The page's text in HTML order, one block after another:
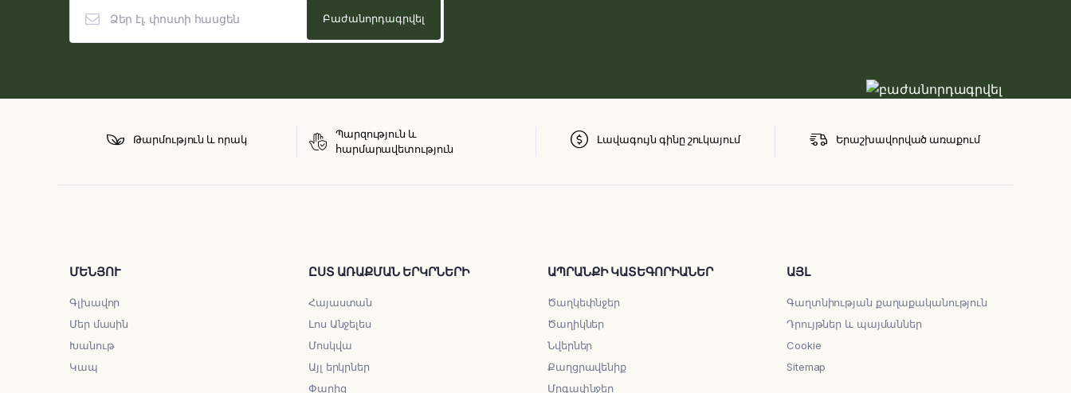
Թարմություն և որակ
Պարզություն և
հարմարավետություն
Լավագույն գինը շուկայում Երաշխավորված առաքում
ՄԵՆՅՈՒ
Գլխավոր
Մեր մասին
Խանութ
Կապ
ԸՍՏ ԱՌԱՔՄԱՆ ԵՐԿՐՆԵՐԻ
Հայաստան
Լոս Անջելես
Մոսկվա
Այլ երկրներ
Փարիզ
ԱՊՐԱՆՔԻ ԿԱՏԵԳՈՐԻԱՆԵՐ
Ծաղկեփնջեր
Ծաղիկներ
Նվերներ
Քաղցրավենիք
Մրգափնջեր
ԱՅԼ
Գաղտնիության քաղաքականություն
Դրույթներ և պայմաններ
Cookie
Sitemap